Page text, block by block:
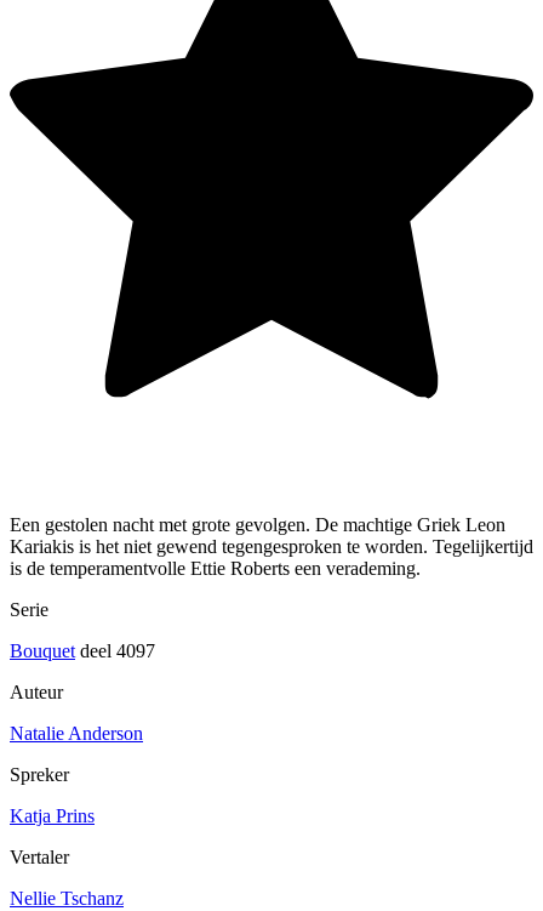
Een gestolen nacht met grote gevolgen. De machtige Griek Leon
Kariakis is het niet gewend tegengesproken te worden. Tegelijkertijd
is de temperamentvolle Ettie Roberts een verademing.
Serie
Bouquet deel 4097
Auteur
Natalie Anderson
Spreker
Katja Prins
Vertaler
Nellie Tschanz